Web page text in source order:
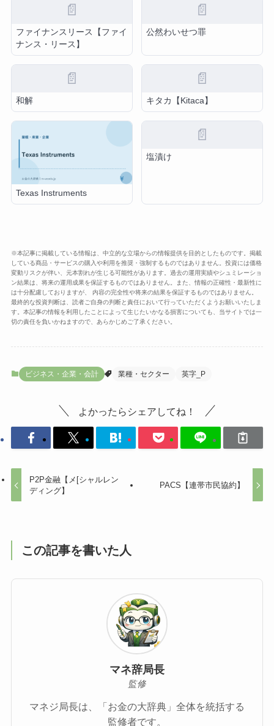
📄
ファイナンスリース【ファイ
ナンス・リース】
📄
公然わいせつ罪
📄
和解
📄
キタカ【Kitaca】
Texas Instruments
📄
塩漬け
※本記事に掲載している情報は、中立的な立場からの情報提供を目的としたものです。掲載
している商品・サービスの購入や利用を推奨・強制するものではありません。投資には価格
変動リスクが伴い、元本割れが生じる可能性があります。過去の運用実績やシュミレーショ
ン結果は、将来の運用成果を保証するものではありません。また、情報の正確性・最新性に
は十分配慮しておりますが、 内容の完全性や将来の結果を保証するものではありません。
最終的な投資判断は、読者ご自身の判断と責任において行っていただくようお願いいたしま
す。本記事の情報を利用したことによって生じたいかなる損害についても、当サイトでは一
切の責任を負いかねますので、あらかじめご了承ください。
ビジネス・企業・会計 業種・セクター 英字_P
よかったらシェアしてね！
P2P金融【メ[シャルレン
ディング】
PACS【連帯市民協約】
この記事を書いた人
マネ辞局長
監修
マネジ局長は、「お金の大辞典」全体を統括する
監修者です。